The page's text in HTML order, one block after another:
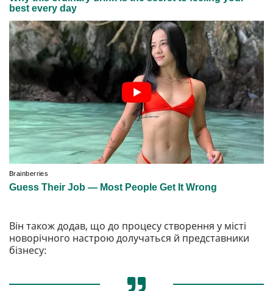
Він також додав, що до процесу створення у місті
новорічного настрою долучаться й представники
бізнесу: